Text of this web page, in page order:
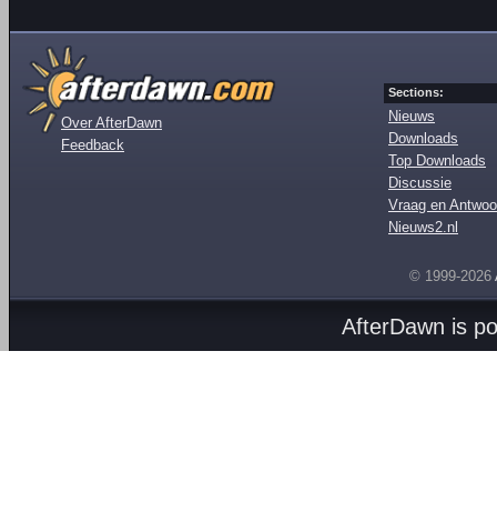
Over AfterDawn
Feedback
Sections:
Nieuws
Downloads
Top Downloads
Discussie
Vraag en
Nieuws2.nl
© 1999-2026
AfterDawn is